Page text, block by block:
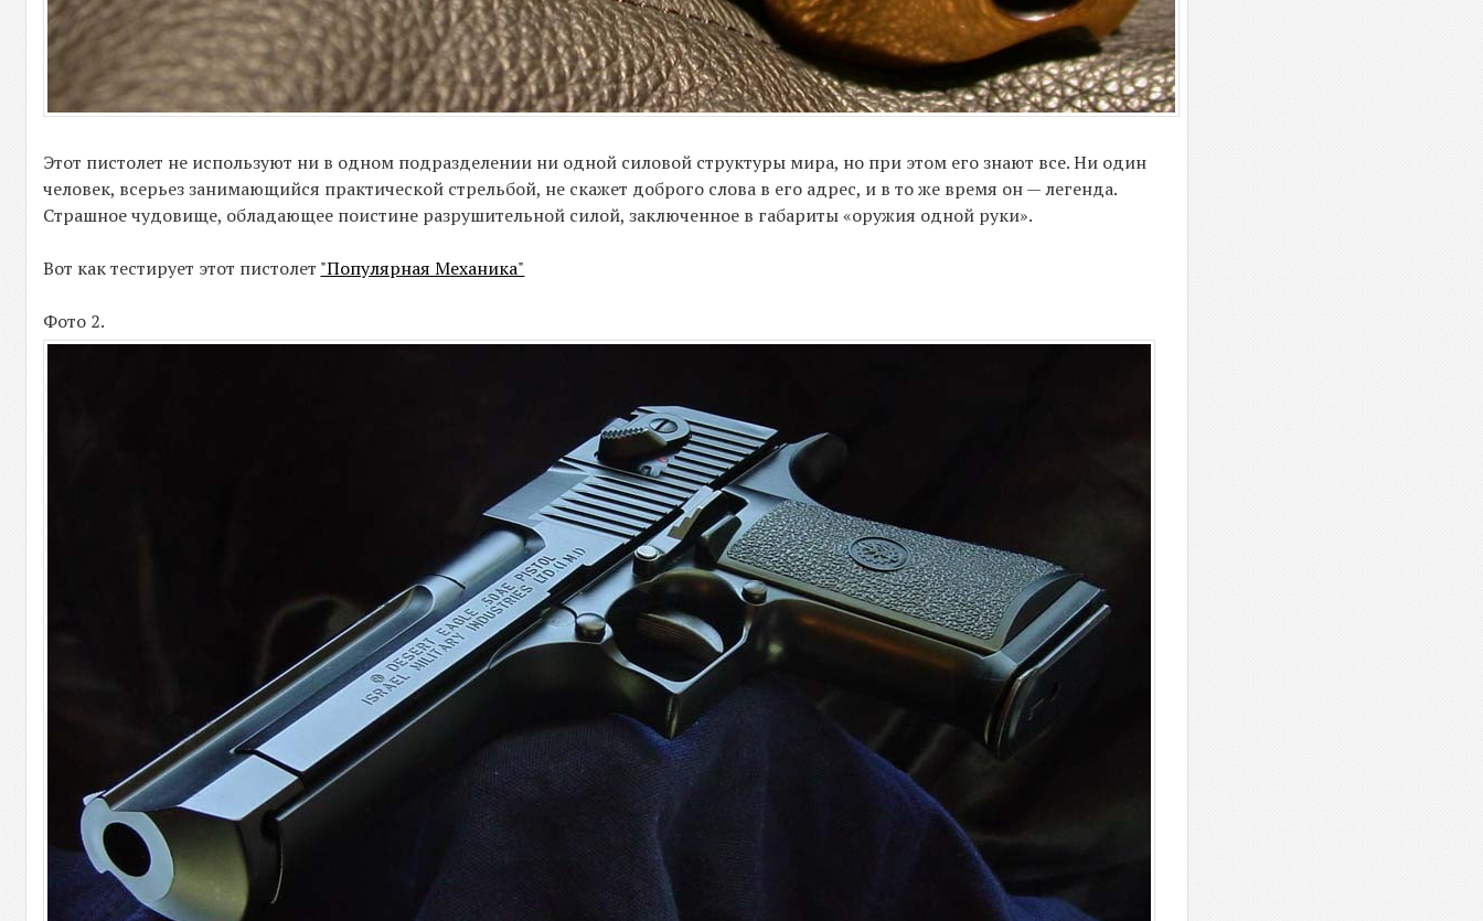
Этот пистолет не используют ни в одном подразделении ни одной силовой структуры мира, но при этом его знают все. Ни один
человек, всерьез занимающийся практической стрельбой, не скажет доброго слова в его адрес, и в то же время он — легенда.
Страшное чудовище, обладающее поистине разрушительной силой, заключенное в габариты «оружия одной руки».
Вот как тестирует этот пистолет "Популярная Механика"
Фото 2.